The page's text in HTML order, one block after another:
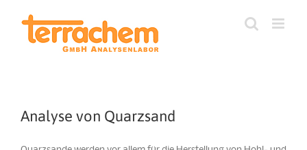
Inhalt
springen
Analyse von Quarzsand